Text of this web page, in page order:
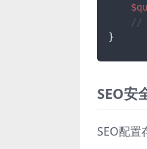
//
}
SEO安
SEO配置